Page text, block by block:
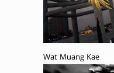
Wat Muang Kae